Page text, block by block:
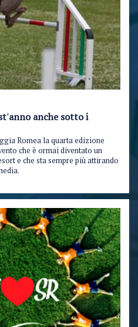
anche sotto i
Romea la quarta edizione
che è ormai diventato un
e che sta sempre più attirando